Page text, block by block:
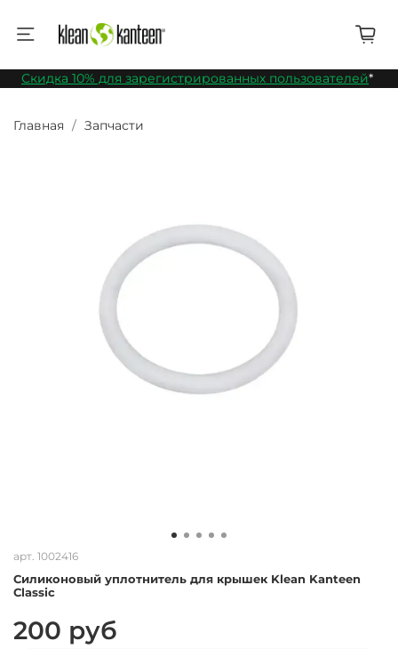
Скидка 10% для зарегистрированных пользователей*
Главная Запчасти
арт. 1002416
Силиконовый уплотнитель для крышек Klean Kanteen
Classic
200 руб